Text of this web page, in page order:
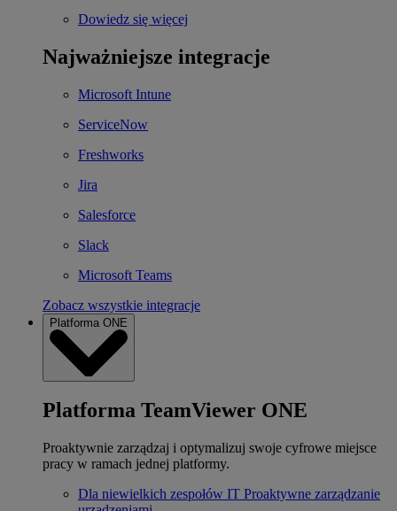
Dowiedz się więcej
Najważniejsze integracje
Microsoft Intune
ServiceNow
Freshworks
Jira
Salesforce
Slack
Microsoft Teams
Zobacz wszystkie integracje
Platforma ONE
Platforma TeamViewer ONE
Proaktywnie zarządzaj i optymalizuj swoje cyfrowe miejsce
pracy w ramach jednej platformy.
Dla niewielkich zespołów IT Proaktywne zarządzanie